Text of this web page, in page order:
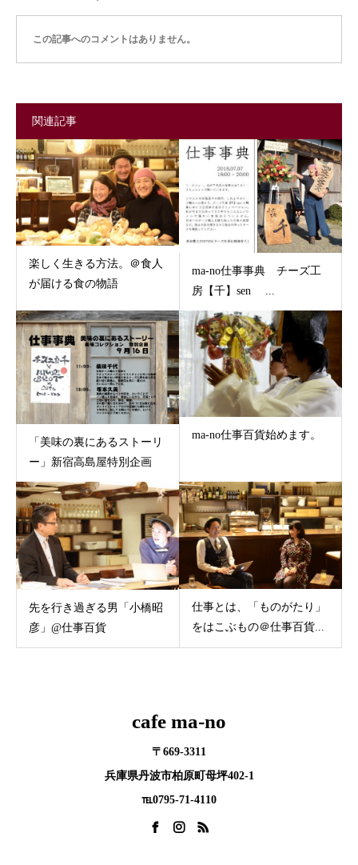
この記事へのコメントはありません。
関連記事
楽しく生きる方法。＠食人
が届ける食の物語
ma-no仕事事典 チーズ工
房【千】sen ...
「美味の裏にあるストーリ
ー」新宿高島屋特別企画
ma-no仕事百貨始めます。
先を行き過ぎる男「小橋昭
彦」@仕事百貨
仕事とは、「ものがたり」
をはこぶもの＠仕事百貨...
cafe ma-no
〒669-3311
兵庫県丹波市柏原町母坪402-1
℡0795-71-4110